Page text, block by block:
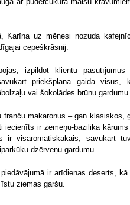
Karīna uz mēnesi nozuda
cepeškrāsnij.
izpildot klientu pasūtījumus
priekšplānā gaida visus,
vai šokolādes brūnu gardumu.
makaronus – gan klasiskos,
iecienīts ir zemeņu-bazilika kārums
ir visaromātiskākais, savukārt
dzērveņu gardumu.
ir arīdienas deserts, kā
ziemas garšu.